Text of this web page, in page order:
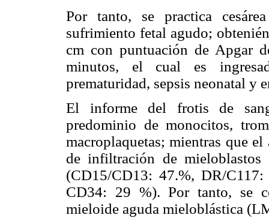
Por tanto, se practica
sufrimiento fetal agudo;
cm con puntuación de Apgar
minutos, el cual es
prematuridad, sepsis neonatal y
El informe del frotis de
predominio de monocitos,
macroplaquetas; mientras que
de infiltración de
(CD15/CD13: 47.%, DR/
CD34: 29 %). Por tanto, se
mieloide aguda mieloblástica